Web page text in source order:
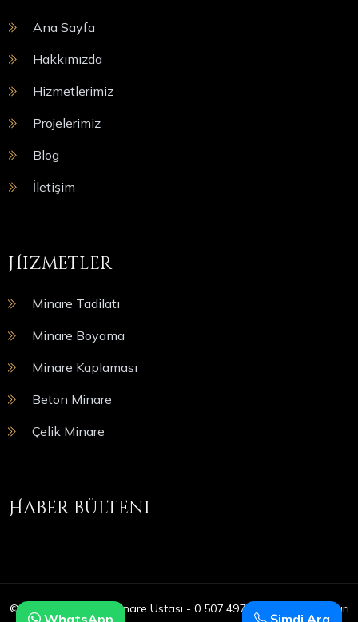
Ana Sayfa
Hakkımızda
Hizmetlerimiz
Projelerimiz
Blog
İletişim
Hizmetler
Minare Tadilatı
Minare Boyama
Minare Kaplaması
Beton Minare
Çelik Minare
Haber bülteni
© Copyright 2025 | Minare Ustası - 0 507 497 05 09 | Tüm Hakları
Şimdi Ara
WhatsApp